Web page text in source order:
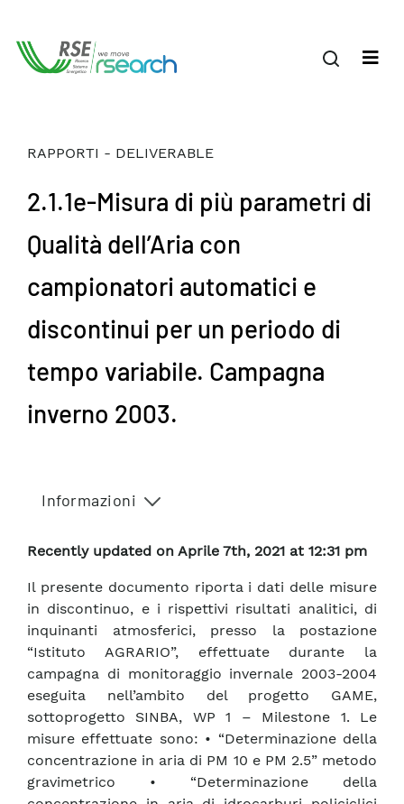
RAPPORTI - DELIVERABLE
2.1.1e-Misura di più parametri di
Qualità dell’Aria con
campionatori automatici e
discontinui per un periodo di
tempo variabile. Campagna
inverno 2003.
Informazioni
Recently updated on Aprile 7th, 2021 at 12:31 pm
Il presente documento riporta i dati delle misure
in discontinuo, e i rispettivi risultati analitici, di
inquinanti atmosferici, presso la postazione
“Istituto AGRARIO”, effettuate durante la
campagna di monitoraggio invernale 2003-2004
eseguita nell’ambito del progetto GAME,
sottoprogetto SINBA, WP 1 – Milestone 1. Le
misure effettuate sono: • “Determinazione della
concentrazione in aria di PM 10 e PM 2.5” metodo
gravimetrico • “Determinazione della